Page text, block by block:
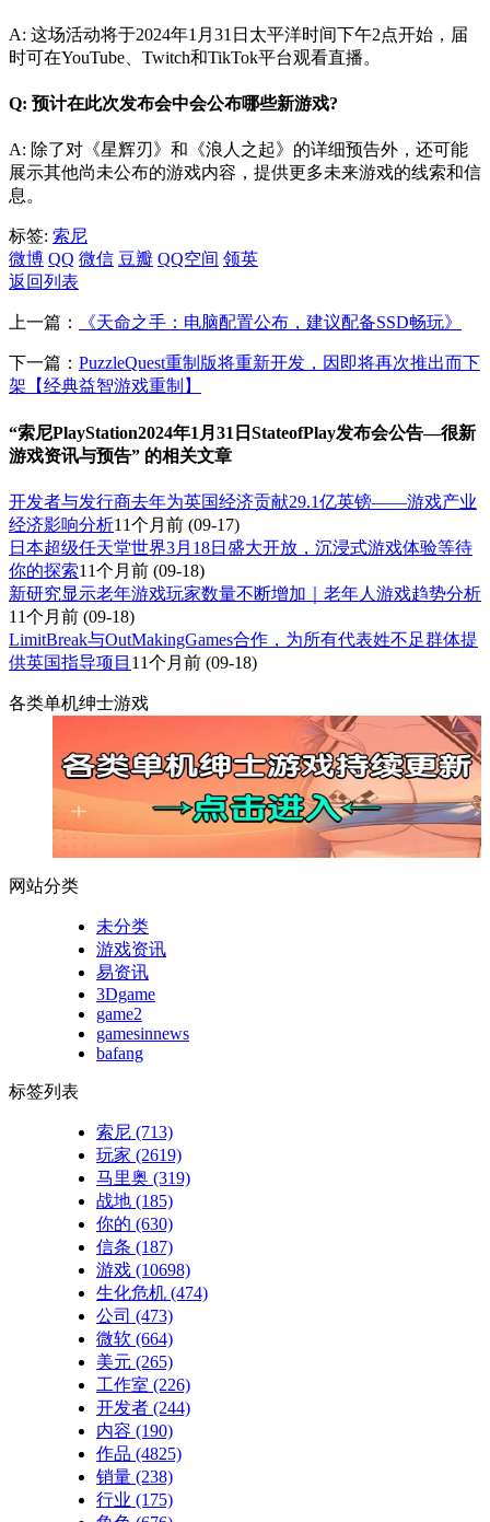
A: 这场活动将于2024年1月31日太平洋时间下午2点开始，届
时可在YouTube、Twitch和TikTok平台观看直播。
Q: 预计在此次发布会中会公布哪些新游戏?
A: 除了对《星辉刃》和《浪人之起》的详细预告外，还可能
展示其他尚未公布的游戏内容，提供更多未来游戏的线索和信
息。
标签: 索尼
微博 QQ 微信 豆瓣 QQ空间 领英
返回列表
上一篇： 《天命之手：电脑配置公布，建议配备SSD畅玩》
下一篇： PuzzleQuest重制版将重新开发，因即将再次推出而下
架【经典益智游戏重制】
“索尼PlayStation2024年1月31日StateofPlay发布会公告—很新
游戏资讯与预告” 的相关文章
开发者与发行商去年为英国经济贡献29.1亿英镑——游戏产业
经济影响分析11个月前 (09-17)
日本超级任天堂世界3月18日盛大开放，沉浸式游戏体验等待
你的探索11个月前 (09-18)
新研究显示老年游戏玩家数量不断增加｜老年人游戏趋势分析
11个月前 (09-18)
LimitBreak与OutMakingGames合作，为所有代表姓不足群体提
供英国指导项目 11个月前 (09-18)
各类单机绅士游戏
网站分类
未分类
游戏资讯
易资讯
3Dgame
game2
gamesinnews
bafang
标签列表
索尼 (713)
玩家 (2619)
马里奥 (319)
战地 (185)
你的 (630)
信条 (187)
游戏 (10698)
生化危机 (474)
公司 (473)
微软 (664)
美元 (265)
工作室 (226)
开发者 (244)
内容 (190)
作品 (4825)
销量 (238)
行业 (175)